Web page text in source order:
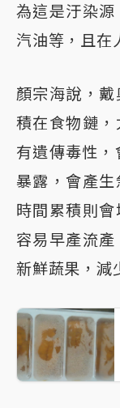
為這是汙染
汽油等，且在
顏宗海說，
積在食物鏈
有遺傳毒性
暴露，會產
時間累積則
容易早產流
新鮮蔬果，減